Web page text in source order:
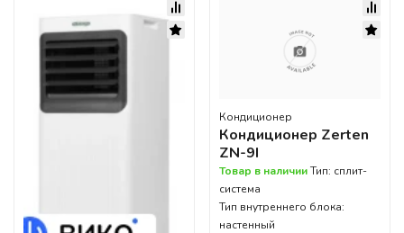
Кондиционер
Кондиционер Zerten
ZN-9I
Товар в наличииТип: сплит-
система
Тип внутреннего блока:
настенный